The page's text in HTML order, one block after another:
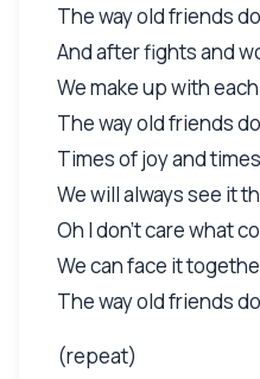
The way old friends do
And after fights and
We make up with
The way old friends do
Times of joy and
We will always see it
Oh I don’t care what
We can face it
The way old friends do
(repeat)